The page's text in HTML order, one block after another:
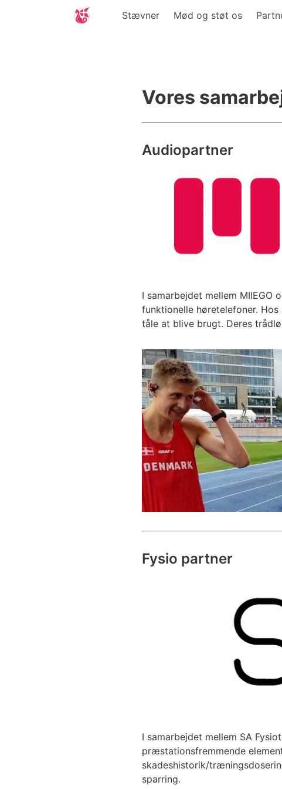
Stævner Mød og støt os
Vores
Audiopartner
I samarbejdet mellem MIIEGO
funktionelle høretelefoner.
tåle at blive brugt. Deres
Fysio partner
I samarbejdet mellem SA
præstationsfremmende
skadeshistorik/
sparring.